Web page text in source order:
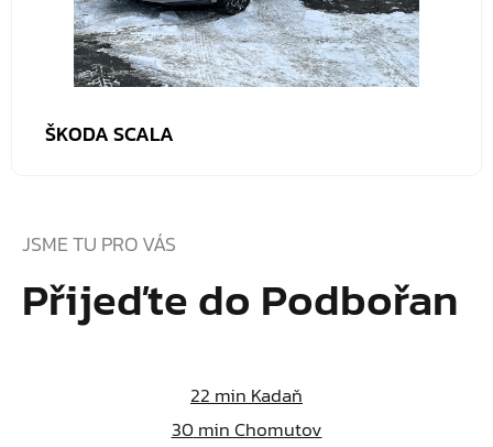
ŠKODA SCALA
JSME TU PRO VÁS
Přijeďte do Podbořan
22 min Kadaň
30min Chomutov